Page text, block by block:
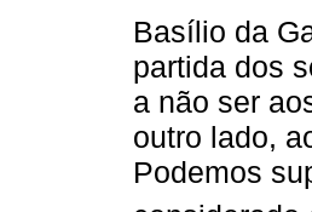
Basílio da
partida dos
a não ser
outro lado,
Podemos